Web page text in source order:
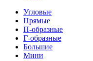
Угловые
Прямые
П-образные
Г-образные
Большие
Мини